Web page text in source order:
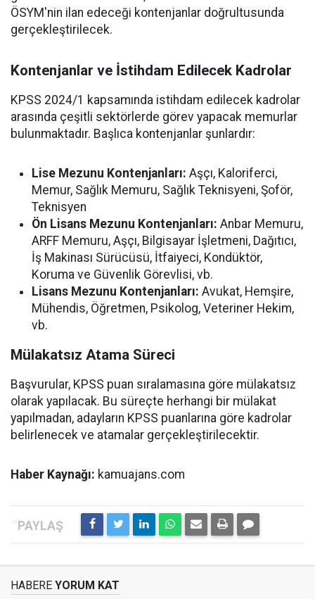
ÖSYM'nin ilan edeceği kontenjanlar doğrultusunda
gerçekleştirilecek.
Kontenjanlar ve İstihdam Edilecek Kadrolar
KPSS 2024/1 kapsamında istihdam edilecek kadrolar
arasında çeşitli sektörlerde görev yapacak memurlar
bulunmaktadır. Başlıca kontenjanlar şunlardır:
Lise Mezunu Kontenjanları: Aşçı, Kaloriferci,
Memur, Sağlık Memuru, Sağlık Teknisyeni, Şoför,
Teknisyen
Ön Lisans Mezunu Kontenjanları: Anbar Memuru,
ARFF Memuru, Aşçı, Bilgisayar İşletmeni, Dağıtıcı,
İş Makinası Sürücüsü, İtfaiyeci, Kondüktör,
Koruma ve Güvenlik Görevlisi, vb.
Lisans Mezunu Kontenjanları: Avukat, Hemşire,
Mühendis, Öğretmen, Psikolog, Veteriner Hekim,
vb.
Mülakatsız Atama Süreci
Başvurular, KPSS puan sıralamasına göre mülakatsız
olarak yapılacak. Bu süreçte herhangi bir mülakat
yapılmadan, adayların KPSS puanlarına göre kadrolar
belirlenecek ve atamalar gerçekleştirilecektir.
Haber Kaynağı: kamuajans.com
HABERE YORUM KAT